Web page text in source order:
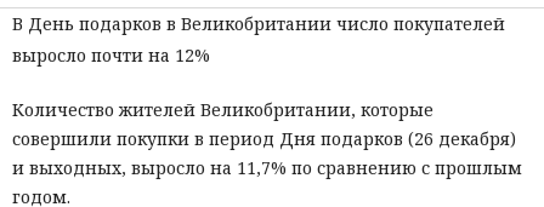
В День подарков в Великобритании число покупателей
выросло почти на 12%
Количество жителей Великобритании, которые
совершили покупки в период Дня подарков (26 декабря)
и выходных, выросло на 11,7% по сравнению с прошлым
годом.